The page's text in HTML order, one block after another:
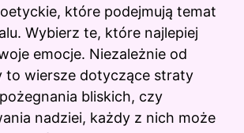
które podejmują temat
Wybierz te, które najlepiej
emocje. Niezależnie od
to wiersze dotyczące straty
bliskich, czy
nadziei, każdy z nich może